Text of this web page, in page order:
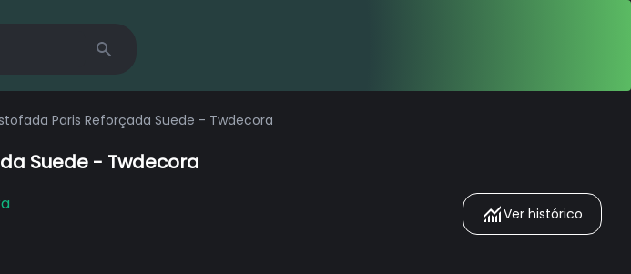
Paris Reforçada Suede - Twdecora
Suede - Twdecora
Ver histórico